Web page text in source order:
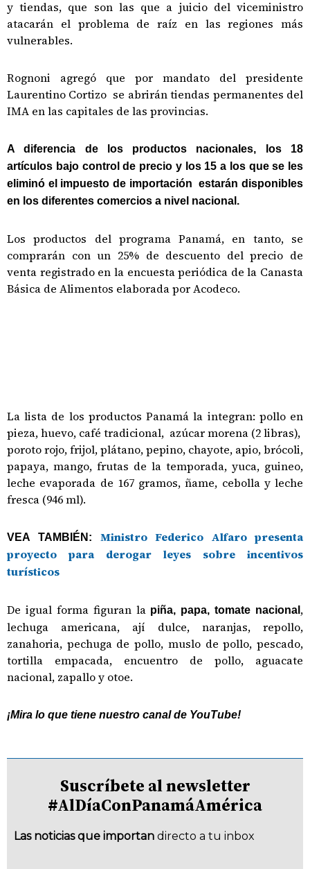
y tiendas, que son las que a juicio del viceministro
atacarán el problema de raíz en las regiones más
vulnerables.
Rognoni agregó que por mandato del presidente
Laurentino Cortizo se abrirán tiendas permanentes del
IMA en las capitales de las provincias.
A diferencia de los productos nacionales, los 18
artículos bajo control de precio y los 15 a los que se les
eliminó el impuesto de importación estarán disponibles
en los diferentes comercios a nivel nacional.
Los productos del programa Panamá, en tanto, se
comprarán con un 25% de descuento del precio de
venta registrado en la encuesta periódica de la Canasta
Básica de Alimentos elaborada por Acodeco.
La lista de los productos Panamá la integran: pollo en
pieza, huevo, café tradicional, azúcar morena (2 libras),
poroto rojo, frijol, plátano, pepino, chayote, apio, brócoli,
papaya, mango, frutas de la temporada, yuca, guineo,
leche evaporada de 167 gramos, ñame, cebolla y leche
fresca (946 ml).
VEA TAMBIÉN: Ministro Federico Alfaro presenta
proyecto para derogar leyes sobre incentivos
turísticos
De igual forma figuran la piña, papa, tomate nacional ,
lechuga americana, ají dulce, naranjas, repollo,
zanahoria, pechuga de pollo, muslo de pollo, pescado,
tortilla empacada, encuentro de pollo, aguacate
nacional, zapallo y otoe.
¡Mira lo que tiene nuestro canal de YouTube!
Suscríbete al newsletter
#AlDíaConPanamáAmérica
Las noticias que importan directo a tu inbox